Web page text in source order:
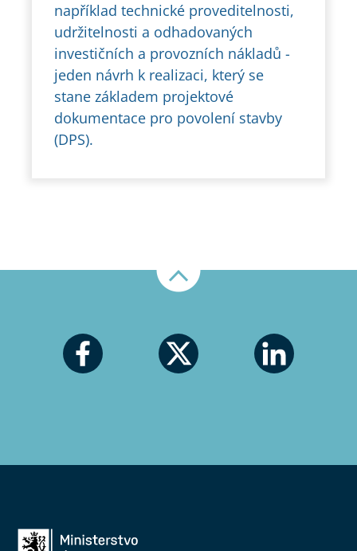
například technické proveditelnosti,
udržitelnosti a odhadovaných
investičních a provozních nákladů -
jeden návrh k realizaci, který se
stane základem projektové
dokumentace pro povolení stavby
(DPS).